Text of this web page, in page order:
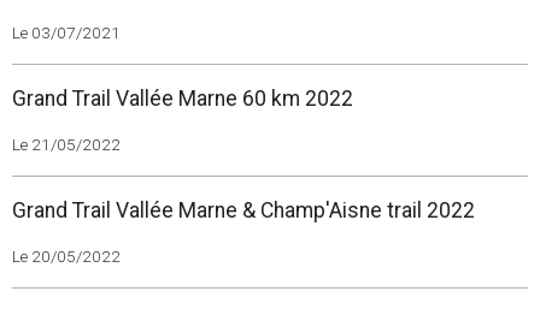
Le 03/07/2021
Grand Trail Vallée Marne 60 km 2022
Le 21/05/2022
Grand Trail Vallée Marne & Champ'Aisne trail 2022
Le 20/05/2022